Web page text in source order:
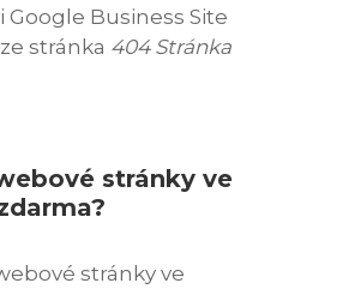
Google Business Site
stránka 404 Stránka
stránky ve
stránky ve